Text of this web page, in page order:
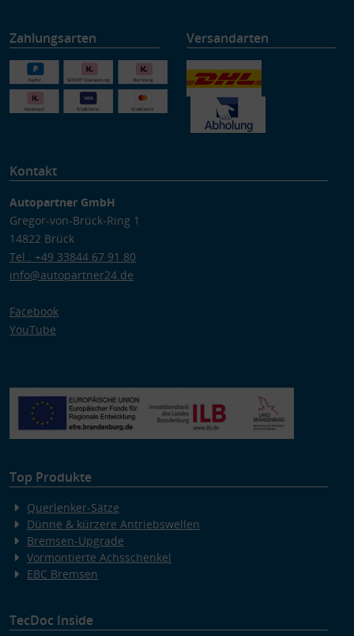
Zahlungsarten Versandarten
Kontakt
Autopartner GmbH
Gregor-von-Brück-Ring 1
14822 Brück
Tel.: +49 33844 67 91 80
info@autopartner24.de
Facebook
YouTube
Top Produkte
Querlenker-Sätze
Dünne & kürzere Antriebswellen
Bremsen-Upgrade
Vormontierte Achsschenkel
EBC Bremsen
TecDoc Inside